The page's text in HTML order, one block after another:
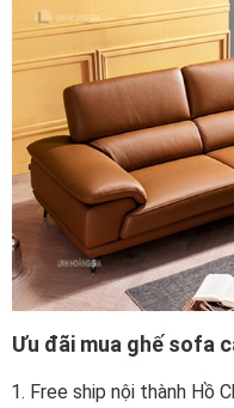
Ưu đãi mua ghế sofa
Free ship nội thành Hồ